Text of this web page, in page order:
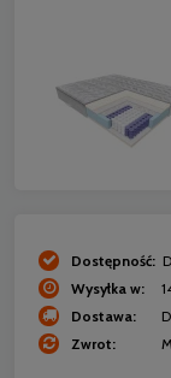
Dostępność:
Wysyłka w:
Dostawa:
Zwrot: